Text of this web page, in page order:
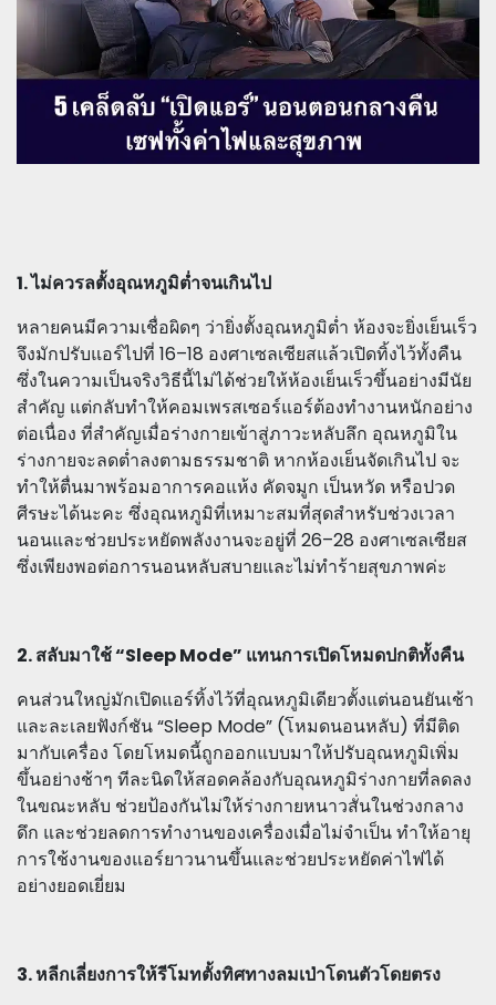
1. ไม่ควรลตั้งอุณหภูมิต่ำจนเกินไป
หลายคนมีความเชื่อผิดๆ ว่ายิ่งตั้งอุณหภูมิต่ำ ห้องจะยิ่งเย็นเร็ว
จึงมักปรับแอร์ไปที่ 16–18 องศาเซลเซียสแล้วเปิดทิ้งไว้ทั้งคืน
ซึ่งในความเป็นจริงวิธีนี้ไม่ได้ช่วยให้ห้องเย็นเร็วขึ้นอย่างมีนัย
สำคัญ แต่กลับทำให้คอมเพรสเซอร์แอร์ต้องทำงานหนักอย่าง
ต่อเนื่อง ที่สำคัญเมื่อร่างกายเข้าสู่ภาวะหลับลึก อุณหภูมิใน
ร่างกายจะลดต่ำลงตามธรรมชาติ หากห้องเย็นจัดเกินไป จะ
ทำให้ตื่นมาพร้อมอาการคอแห้ง คัดจมูก เป็นหวัด หรือปวด
ศีรษะได้นะคะ ซึ่งอุณหภูมิที่เหมาะสมที่สุดสำหรับช่วงเวลา
นอนและช่วยประหยัดพลังงานจะอยู่ที่ 26–28 องศาเซลเซียส
ซึ่งเพียงพอต่อการนอนหลับสบายและไม่ทำร้ายสุขภาพค่ะ
2. สลับมาใช้ “Sleep Mode” แทนการเปิดโหมดปกติทั้งคืน
คนส่วนใหญ่มักเปิดแอร์ทิ้งไว้ที่อุณหภูมิเดียวตั้งแต่นอนยันเช้า
และละเลยฟังก์ชัน “Sleep Mode” (โหมดนอนหลับ) ที่มีติด
มากับเครื่อง โดยโหมดนี้ถูกออกแบบมาให้ปรับอุณหภูมิเพิ่ม
ขึ้นอย่างช้าๆ ทีละนิดให้สอดคล้องกับอุณหภูมิร่างกายที่ลดลง
ในขณะหลับ ช่วยป้องกันไม่ให้ร่างกายหนาวสั่นในช่วงกลาง
ดึก และช่วยลดการทำงานของเครื่องเมื่อไม่จำเป็น ทำให้อายุ
การใช้งานของแอร์ยาวนานขึ้นและช่วยประหยัดค่าไฟได้
อย่างยอดเยี่ยม
3. หลีกเลี่ยงการให้รีโมทตั้งทิศทางลมเป่าโดนตัวโดยตรง